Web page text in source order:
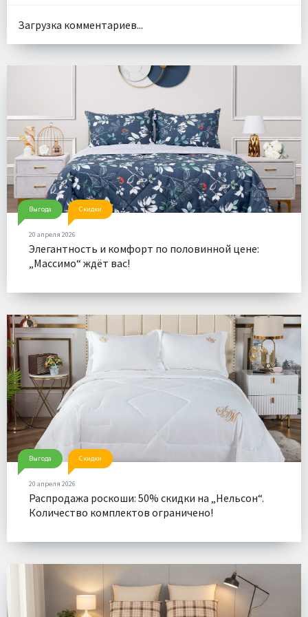
Загрузка комментариев...
Выгода Скидки
20 апреля 2026
Элегантность и комфорт по половинной цене:
„Массимо“ ждёт вас!
Выгода Скидки
20 апреля 2026
Распродажа роскоши: 50% скидки на „Нельсон“.
Количество комплектов ограничено!